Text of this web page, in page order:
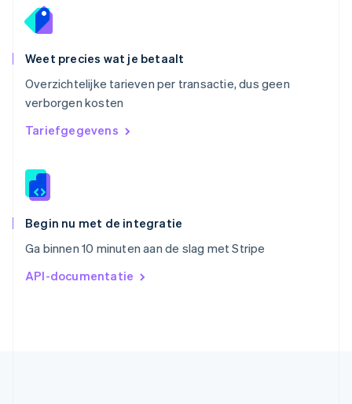
Weet precies wat je betaalt
Overzichtelijke tarieven per transactie, dus geen
verborgen kosten
Tariefgegevens
Begin nu met de integratie
Ga binnen 10 minuten aan de slag met Stripe
API-documentatie
Roemenië
English
English简体中文
EnglishItaliano
Slowakije
English
Spanje
Thailand
Tsjechië
English
简体中文English
English